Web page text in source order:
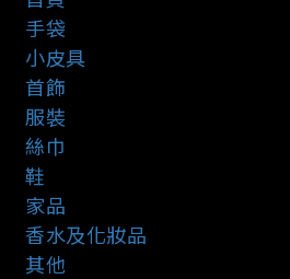
手袋
小皮具
首飾
服裝
絲巾
鞋
家品
香水及化妝品
其他